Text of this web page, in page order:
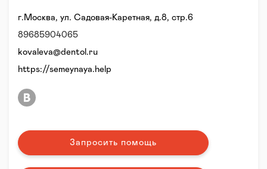
г.Москва, ул. Садовая-Каретная, д.8, стр.6
89685904065
kovaleva@dentol.ru
https://semeynaya.help
Запросить помощь